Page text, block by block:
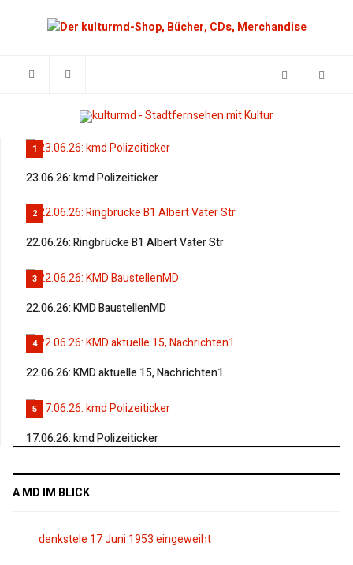
1
23.06.26: kmd Polizeiticker
2
22.06.26: Ringbrücke B1 Albert Vater Str
3
22.06.26: KMD BaustellenMD
4
22.06.26: KMD aktuelle 15, Nachrichten1
5
17.06.26: kmd Polizeiticker
A MD IM BLICK